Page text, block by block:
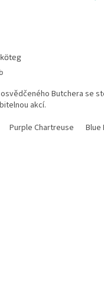
Perch UBS Real Shad
Moor Silver
Butchera se
akcí.
Purple Chartreuse Blue